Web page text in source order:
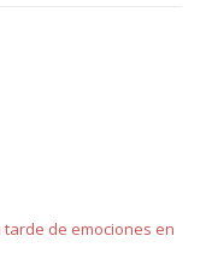
tarde de emociones en